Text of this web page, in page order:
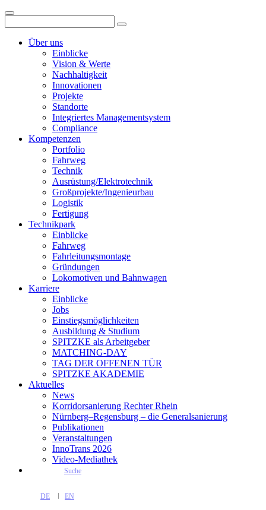
Über uns
Einblicke
Vision & Werte
Nachhaltigkeit
Innovationen
Projekte
Standorte
Integriertes Managementsystem
Compliance
Kompetenzen
Portfolio
Fahrweg
Technik
Ausrüstung/Elektrotechnik
Großprojekte/Ingenieurbau
Logistik
Fertigung
Technikpark
Einblicke
Fahrweg
Fahrleitungsmontage
Gründungen
Lokomotiven und Bahnwagen
Karriere
Einblicke
Jobs
Einstiegsmöglichkeiten
Ausbildung & Studium
SPITZKE als Arbeitgeber
MATCHING-DAY
TAG DER OFFENEN TÜR
SPITZKE AKADEMIE
Aktuelles
News
Korridorsanierung Rechter Rhein
Nürnberg–Regensburg – die Generalsanierung
Publikationen
Veranstaltungen
InnoTrans 2026
Video-Mediathek
Suche
DE EN